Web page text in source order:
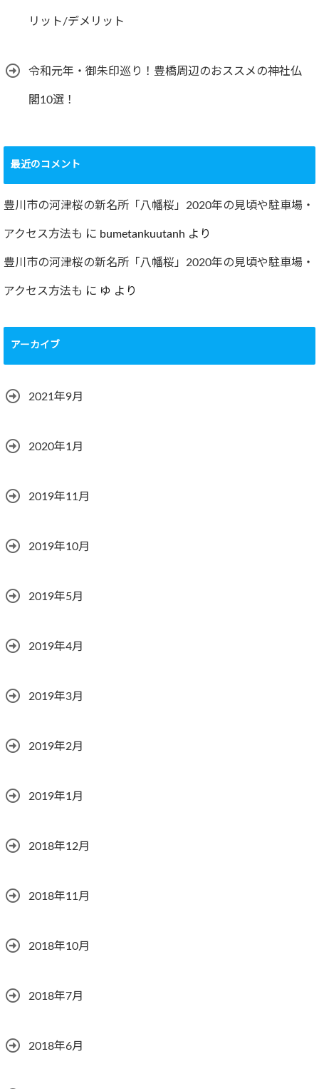
リット/デメリット
令和元年・御朱印巡り！豊橋周辺のおススメの神社仏
閣10選！
最近のコメント
豊川市の河津桜の新名所「八幡桜」2020年の見頃や駐車場・
アクセス方法も に bumetankuutanh より
豊川市の河津桜の新名所「八幡桜」2020年の見頃や駐車場・
アクセス方法も に ゆ より
アーカイブ
2021年9月
2020年1月
2019年11月
2019年10月
2019年5月
2019年4月
2019年3月
2019年2月
2019年1月
2018年12月
2018年11月
2018年10月
2018年7月
2018年6月